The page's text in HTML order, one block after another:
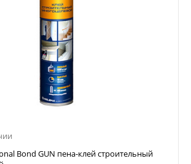
Bond GUN пена-клей строительный